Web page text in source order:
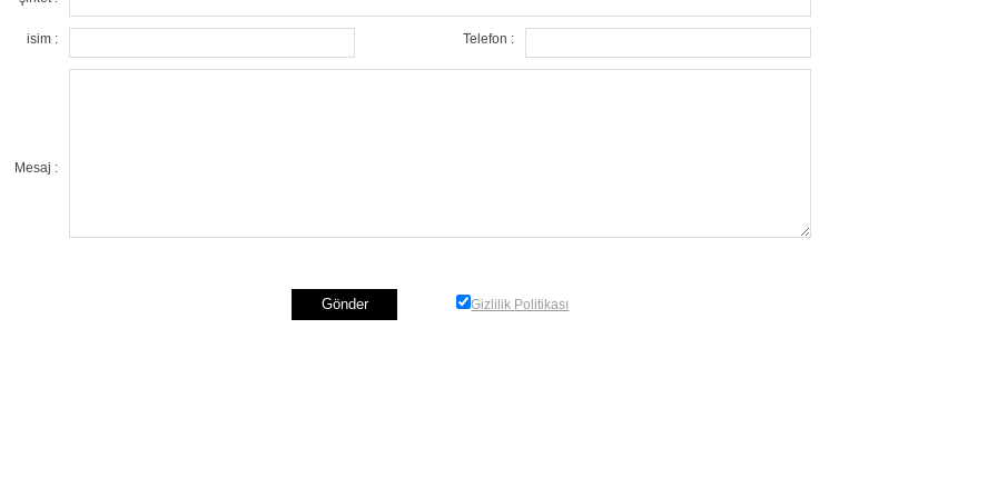
isim : Telefon :
Mesaj :
Gizlilik Politikası